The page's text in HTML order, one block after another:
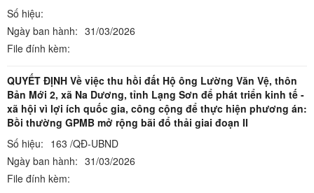
Số hiệu:
Ngày ban hành: 31/03/2026
File đính kèm:
QUYẾT ĐỊNH Về việc thu hồi đất Hộ ông Lường Văn Vệ, thôn
Bản Mới 2, xã Na Dương, tỉnh Lạng Sơn để phát triển kinh tế -
xã hội vì lợi ích quốc gia, công cộng để thực hiện phương án:
Bồi thường GPMB mở rộng bãi đổ thải giai đoạn II
Số hiệu: 163 /QĐ-UBND
Ngày ban hành: 31/03/2026
File đính kèm: